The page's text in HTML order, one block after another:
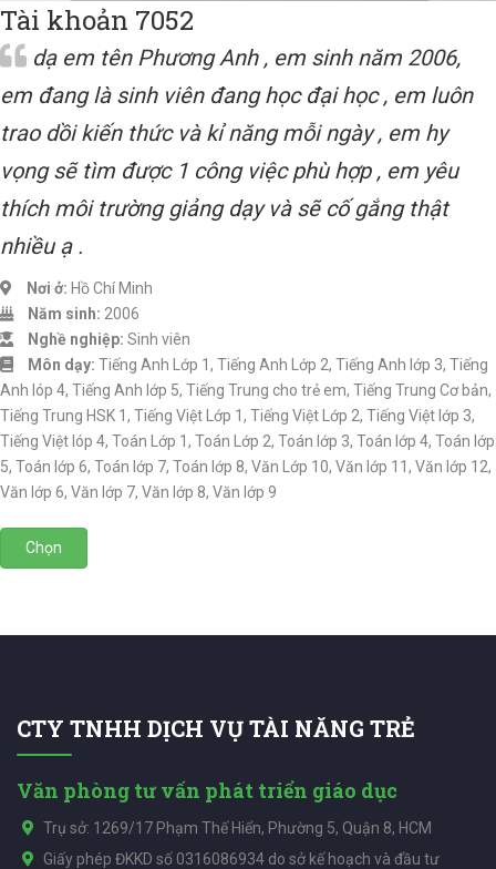
Tài khoản 7052
dạ em tên Phương Anh , em sinh năm 2006,
em đang là sinh viên đang học đại học , em luôn
trao dồi kiến thức và kỉ năng mỗi ngày , em hy
vọng sẽ tìm được 1 công việc phù hợp , em yêu
thích môi trường giảng dạy và sẽ cố gắng thật
nhiều ạ .
Nơi ở: Hồ Chí Minh
Năm sinh: 2006
Nghề nghiệp: Sinh viên
Môn dạy: Tiếng Anh Lớp 1, Tiếng Anh Lớp 2, Tiếng Anh lớp 3, Tiếng
Anh lóp 4, Tiếng Anh lớp 5, Tiếng Trung cho trẻ em, Tiếng Trung Cơ bản,
Tiếng Trung HSK 1, Tiếng Việt Lớp 1, Tiếng Việt Lớp 2, Tiếng Việt lớp 3,
Tiếng Việt lóp 4, Toán Lớp 1, Toán Lớp 2, Toán lớp 3, Toán lớp 4, Toán lớp
5, Toán lớp 6, Toán lớp 7, Toán lớp 8, Văn Lớp 10, Văn lớp 11, Văn lớp 12,
Văn lớp 6, Văn lớp 7, Văn lớp 8, Văn lớp 9
Chọn
CTY TNHH DỊCH VỤ TÀI NĂNG TRẺ
Văn phòng tư vấn phát triển giáo dục
Trụ sở: 1269/17 Phạm Thế Hiển, Phường 5, Quận 8, HCM
Giấy phép ĐKKD số 0316086934 do sở kế hoạch và đầu tư